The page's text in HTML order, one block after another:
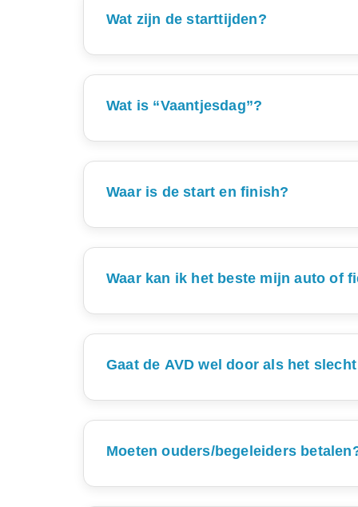
Wat zijn de starttijden?
Er wordt in groepen gestart met
Wat is “Vaantjesdag”?
De Vaantjesdag is bedoeld voor onze
aan de Vaantjesdag verzamelen bij
Waar is de start en finish?
Waar kan ik het beste mijn auto of
Er is voldoende gelegenheid om
Er is geen extra
Gaat de AVD wel door als het
Als het weer te slecht is om te lopen, dan
Moeten ouders/begeleiders
Ouders en begeleiders hoeven niet